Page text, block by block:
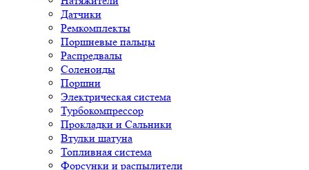
Датчики
Ремкомплекты
Поршневые пальцы
Распредвалы
Соленоиды
Поршни
Электрическая система
Турбокомпрессор
Прокладки и Сальники
Втулки шатуна
Топливная система
Форсунки и распылители